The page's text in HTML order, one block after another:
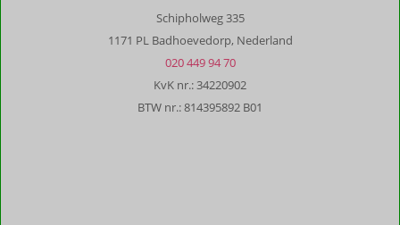
Schipholweg 335
1171 PL Badhoevedorp, Nederland
020 449 94 70
KvK nr.: 34220902
BTW nr.: 814395892 B01